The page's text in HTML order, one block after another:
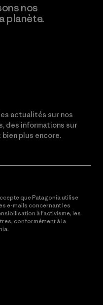
nos
planète.
actualités sur nos
des informations sur
bien plus encore.
que Patagonia utilise
e-mails concernant les
à l’activisme, les
conformément à la